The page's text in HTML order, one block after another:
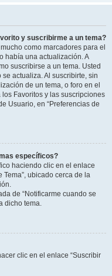
y suscribirme a un tema?
como marcadores para el
había una actualización. A
suscribirse a un tema. Usted
actualiza. Al suscribirte, sin
de un tema, o foro en el
Favoritos y las suscripciones
Usuario, en “Preferencias de
específicos?
haciendo clic en el enlace
ubicado cerca de la
de “Notificarme cuando se
dicho tema.
clic en el enlace “Suscribir